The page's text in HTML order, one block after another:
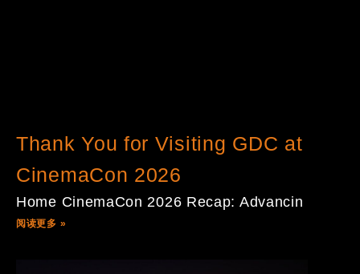
Thank You for Visiting GDC at
CinemaCon 2026
Home CinemaCon 2026 Recap: Advancin
阅读更多 »